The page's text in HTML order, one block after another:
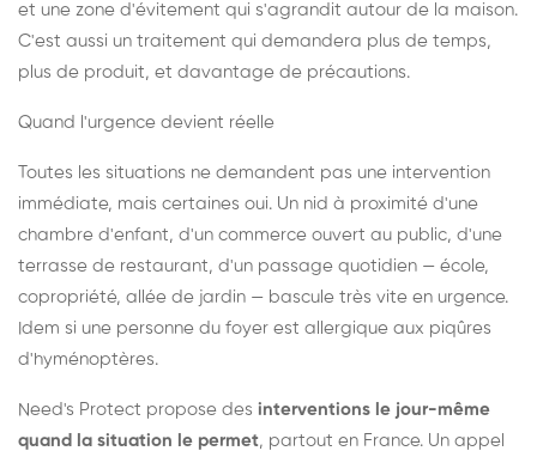
et une zone d'évitement qui s'agrandit autour de la maison.
C'est aussi un traitement qui demandera plus de temps,
plus de produit, et davantage de précautions.
Quand l'urgence devient réelle
Toutes les situations ne demandent pas une intervention
immédiate, mais certaines oui. Un nid à proximité d'une
chambre d'enfant, d'un commerce ouvert au public, d'une
terrasse de restaurant, d'un passage quotidien — école,
copropriété, allée de jardin — bascule très vite en urgence.
Idem si une personne du foyer est allergique aux piqûres
d'hyménoptères.
Need's Protect propose des interventions le jour-même
quand la situation le permet, partout en France. Un appel